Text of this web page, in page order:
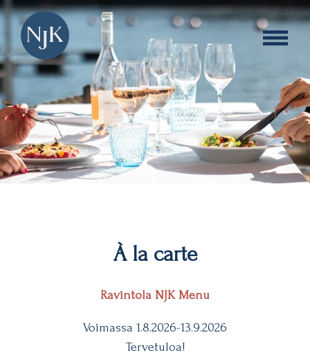
Skip
content
À
la
carte
À la carte
Ravintola NJK Menu
Voimassa 1.8.2026-13.9.2026
Tervetuloa!